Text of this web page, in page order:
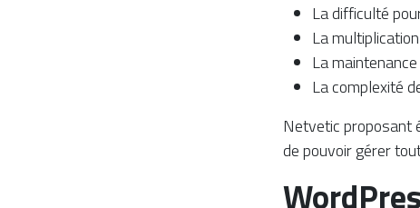
La difficulté
La
La
La complexité
Netvetic proposant
de pouvoir gérer